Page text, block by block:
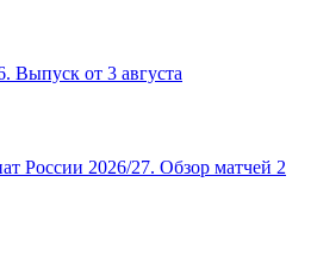
Выпуск от 3 августа
России 2026/27. Обзор матчей 2